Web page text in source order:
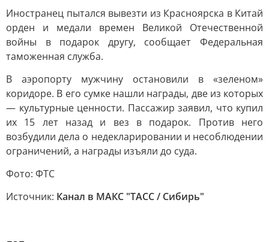
Иностранец пытался вывезти из Красноярска в Китай
орден и медали времен Великой Отечественной
войны в подарок другу, сообщает Федеральная
таможенная служба.
В аэропорту мужчину остановили в «зеленом»
коридоре. В его сумке нашли награды, две из которых
— культурные ценности. Пассажир заявил, что купил
их 15 лет назад и вез в подарок. Против него
возбудили дела о недекларировании и несоблюдении
ограничений, а награды изъяли до суда.
Фото: ФТС
Источник: Канал в МАКС "ТАСС / Сибирь"